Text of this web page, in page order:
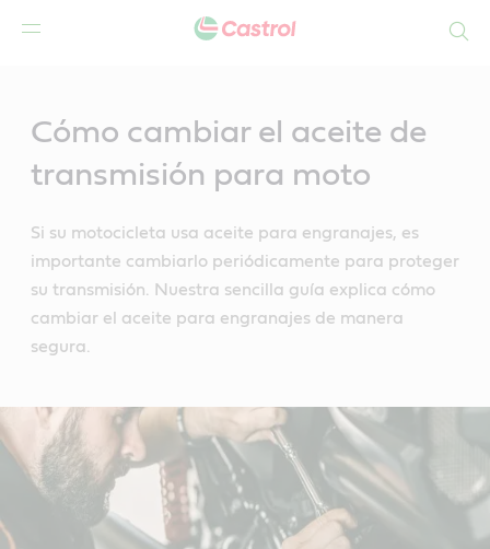
Cómo cambiar el aceite de
transmisión para moto
Si su motocicleta usa aceite para engranajes, es
importante cambiarlo periódicamente para proteger
su transmisión. Nuestra sencilla guía explica cómo
cambiar el aceite para engranajes de manera
segura.